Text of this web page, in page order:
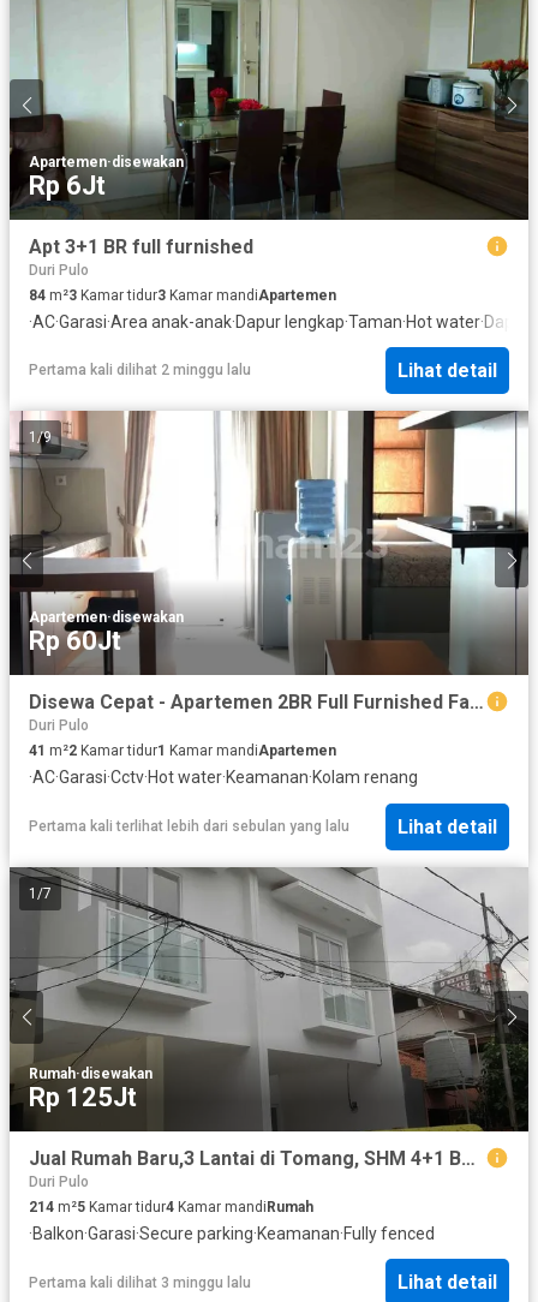
Apartemen·disewakan
Rp 6Jt
Apt 3+1 BR full furnished
Duri Pulo
84 m²3 Kamar tidur3 Kamar mandiApartemen
·AC·Garasi·Area anak-anak·Dapur lengkap·Taman·Hot water·Dapur
Pertama kali dilihat 2 minggu lalu Lihat detail
1 /9
Apartemen·disewakan
Rp 60Jt
Disewa Cepat - Apartemen 2BR Full Furnished Fasilitas Lengkap Lantai Rendah Di Jakarta Barar
Duri Pulo
41 m²2 Kamar tidur1 Kamar mandiApartemen
·AC·Garasi·Cctv·Hot water·Keamanan·Kolam renang
Pertama kali terlihat lebih dari sebulan yang lalu Lihat detail
1 /7
Rumah·disewakan
Rp 125Jt
Jual Rumah Baru,3 Lantai di Tomang, SHM 4+1 BR, 80 M2, Jakarta Barat
Duri Pulo
214 m²5 Kamar tidur4 Kamar mandiRumah
·Balkon·Garasi·Secure parking·Keamanan·Fully fenced
Pertama kali dilihat 3 minggu lalu Lihat detail